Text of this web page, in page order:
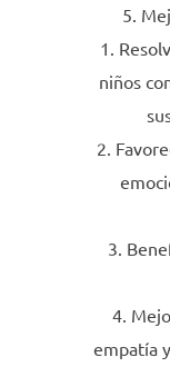
niños
empatía